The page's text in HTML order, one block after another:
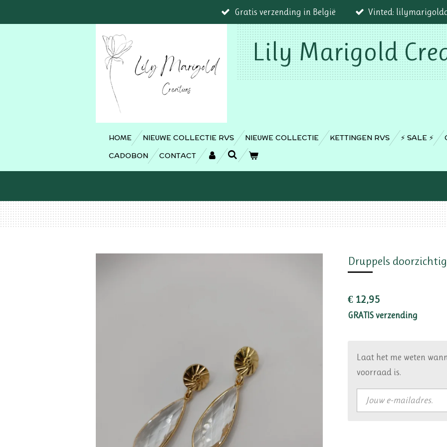
direct
Gratis verzending in België Vinted:
Lily Marigold
HOME NIEUWE COLLECTIE RVS NIEUWE COLLECTIE KETTINGEN RVS ⚡️ SALE ⚡️
CADOBON
CONTACT
Druppels doorzichtig
€ 12,95
GRATIS verzending
Laat het me weten
voorraad is.